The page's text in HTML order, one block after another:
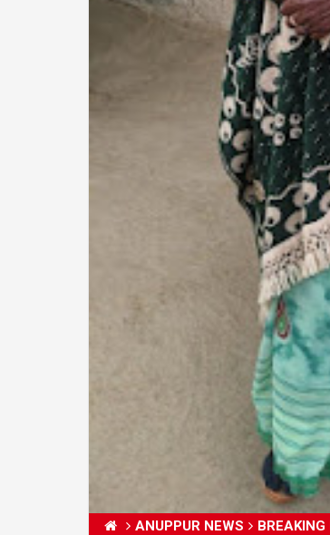
ANUPPUR NEWS BREAKING